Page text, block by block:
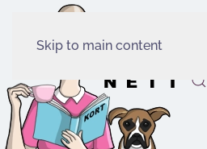
Skip to main content